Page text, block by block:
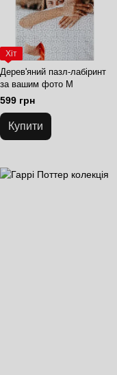
Хіт
Дерев'яний пазл-лабіринт
за вашим фото M
599 грн
Купити